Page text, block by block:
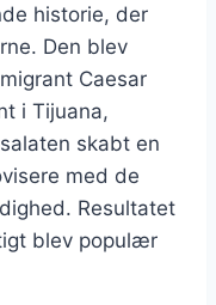
historie, der
Den blev
Caesar
i Tijuana,
skabt en
med de
Resultatet
blev populær